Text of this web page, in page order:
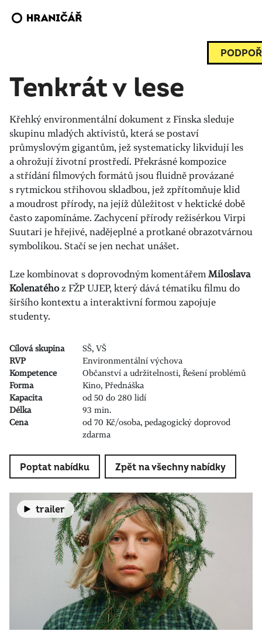
Tenkrát v lese
Křehký environmentální dokument z Finska sleduje
skupinu mladých aktivistů, která se postaví
průmyslovým gigantům, jež systematicky likvidují les
a ohrožují životní prostředí. Překrásné kompozice
a střídání filmových formátů jsou fluidně provázané
s rytmickou střihovou skladbou, jež zpřítomňuje klid
a moudrost přírody, na jejíž důležitost v hektické době
často zapomínáme. Zachycení přírody režisérkou Virpi
Suutari je hřejivé, nadějeplné a protkané obrazotvárnou
symbolikou. Stačí se jen nechat unášet.
Lze kombinovat s doprovodným komentářemMiloslava
Kolenatéhoz FŽP UJEP, který dává tématiku filmu do
širšího kontextu a interaktivní formou zapojuje
studenty.
Cílová skupina
SŠ, VŠ
RVP
Environmentální výchova
Kompetence
Občanství a udržitelnosti, Řešení problémů
Forma
Kino, Přednáška
Kapacita
od 50 do 280 lidí
Délka
93 min.
Cena
od 70 Kč/osoba, pedagogický doprovod
zdarma
Poptat nabídku Zpět na všechny nabídky
trailer